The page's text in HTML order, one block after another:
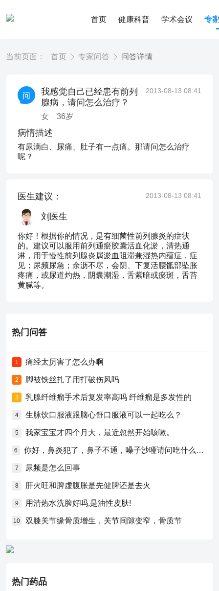
首页 健康科普 学术会议 专
当前页面： 首页 专家问答 问答详情
我感觉自己已经患有前列
腺病，请问怎么治疗？
女 36岁
2013-08-13 08:41
病情描述
有尿滴白、尿痛、肚子有一点痛。那请问怎么治疗
呢？
医生建议： 2013-08-13 08:41
刘医生
你好！根据你的情况，是有细菌性前列腺炎的症状
的。建议可以服用前列通瘀胶囊活血化淤，清热通
淋，用于慢性前列腺炎属淤血阻滞兼湿热内蕴症，症
见；尿频尿急；余沥不尽，会阴、下复活腰骶部坠胀
疼痛，或尿道灼热，阴囊潮湿，舌紫暗或瘀斑，舌苔
黄腻等。
热门问答
1 痛经太厉害了怎么办啊
2 脚被铁丝扎了用打破伤风吗
3 乳腺纤维瘤手术后复发率高吗 纤维瘤是多发性的
4 生脉饮口服液跟脑心舒口服液可以一起吃么？
5 我家宝宝才四个月大，最近忽然开始咳嗽。
6 你好，鼻炎犯了，鼻子不通，嗓子沙哑请问吃什么药比较好？
7 尿频是怎么回事
8 肝火旺和脾虚腹胀是先健脾还是去火
9 用清热水洗脸好吗,是油性皮肤!
10 双膝关节缘骨质增生，关节间隙变窄，骨质节
热门药品